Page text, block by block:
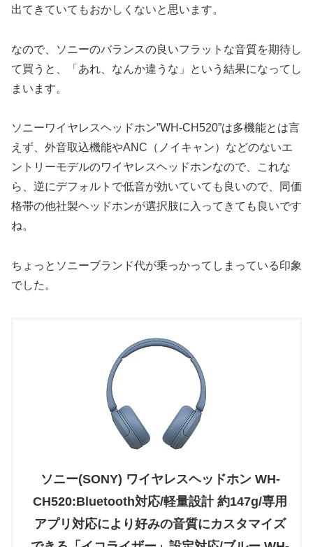
出てきていてもおかしくないと思います。
なので、ソニーのバランスの良いフラットな音質を期待し
て買うと、「あれ、なんか違うな」という結果になってし
まいます。
ソニーワイヤレスヘッドホン”WH-CH520”は多機能とは言
えず、外音取込機能やANC（ノイキャン）などのないエ
ントリーモデルのワイヤレスヘッドホンなので、これな
ら、逆にデフォルトで低音が効いていても良いので、同価
格帯の他社製ヘッドホンが選択肢に入ってきても良いです
ね。
ちょっとソニーブランド代が乗っかってしまっている印象
でした。
ソニー(SONY) ワイヤレスヘッドホン WH-
CH520:Bluetooth対応/軽量設計 約147g/専用
アプリ対応により好みの音質にカスタマイズ